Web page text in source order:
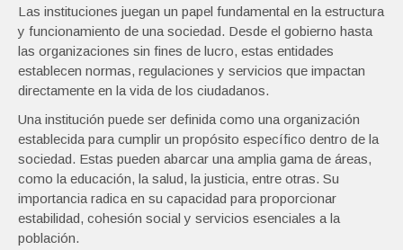
Las instituciones juegan un papel fundamental en la estructura
y funcionamiento de una sociedad. Desde el gobierno hasta
las organizaciones sin fines de lucro, estas entidades
establecen normas, regulaciones y servicios que impactan
directamente en la vida de los ciudadanos.
Una institución puede ser definida como una organización
establecida para cumplir un propósito específico dentro de la
sociedad. Estas pueden abarcar una amplia gama de áreas,
como la educación, la salud, la justicia, entre otras. Su
importancia radica en su capacidad para proporcionar
estabilidad, cohesión social y servicios esenciales a la
población.